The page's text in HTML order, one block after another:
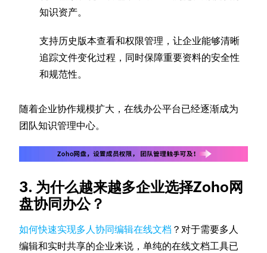
知识资产。
支持历史版本查看和权限管理，让企业能够清晰
追踪文件变化过程，同时保障重要资料的安全性
和规范性。
随着企业协作规模扩大，在线办公平台已经逐渐成为
团队知识管理中心。
3. 为什么越来越多企业选择Zoho网
盘协同办公？
如何快速实现多人协同编辑在线文档 ？对于需要多人
编辑和实时共享的企业来说，单纯的在线文档工具已